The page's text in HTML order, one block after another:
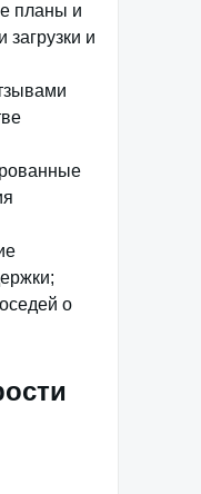
планы и
загрузки и
о